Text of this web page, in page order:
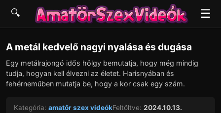
☰
🔍
▶
A metál kedvelő nagyi nyalása és dugása
Egy metálrajongó idős hölgy bemutatja, hogy még mindig
tudja, hogyan kell élvezni az életet. Harisnyában és
fehérneműben mutatja be, hogy a kor csak egy szám.
Kategória: amatőr szex videókFeltöltve: 2024.10.13.